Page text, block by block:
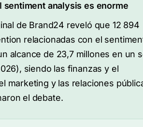
sentiment analysis es enorme
de Brand24 reveló que 12 894
relacionadas con el
alcance de 23,7 millones en un
siendo las finanzas y el
marketing y las relaciones
el debate.